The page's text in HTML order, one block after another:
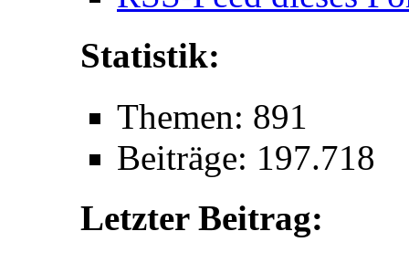
Statistik:
Themen: 891
Beiträge: 197.718
Letzter Beitrag: